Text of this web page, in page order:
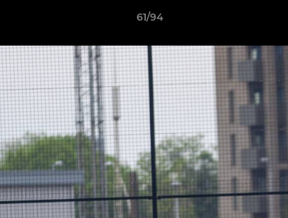
61/94